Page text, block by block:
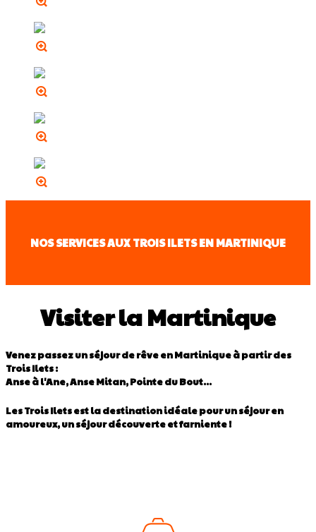
NOS SERVICES AUX TROIS ILETS EN MARTINIQUE
Visiter la Martinique
Venez passez un séjour de rêve en Martinique à partir des
Trois Ilets :
Anse à l'Ane, Anse Mitan, Pointe du Bout...
Les Trois Ilets est la destination idéale pour un séjour en
amoureux, un séjour découverte et farniente !